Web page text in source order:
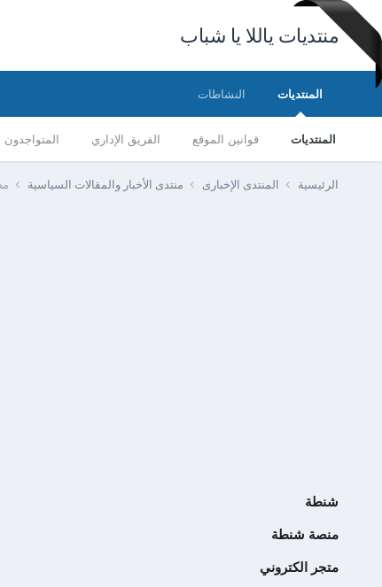
منتديات ياللا يا شباب
المنتديات
المنتديات قوانين الموقع الفريق الإداري المتواجدون
النشاطات
الرئيسية المنتدى الإخبارى منتدى الأخبار والمقالات السياسية مصر -
شنطة
منصة شنطة
متجر الكتروني